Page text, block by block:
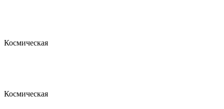
Космическая
Космическая